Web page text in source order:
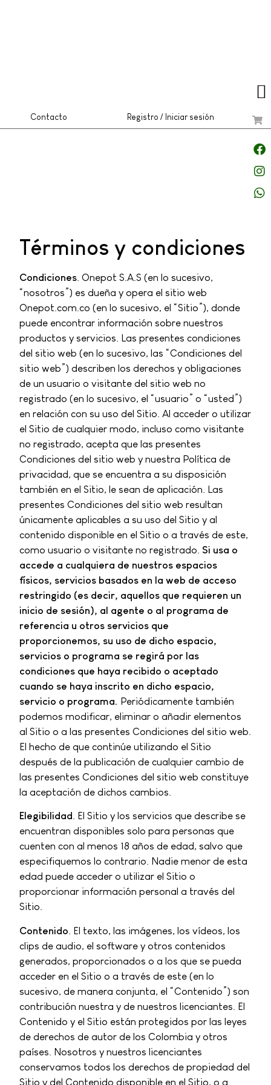
Contacto Registro / Iniciar sesión
Términos y condiciones
Condiciones. Onepot S.A.S (en lo sucesivo,
“nosotros”) es dueña y opera el sitio web
Onepot.com.co (en lo sucesivo, el “Sitio”), donde
puede encontrar información sobre nuestros
productos y servicios. Las presentes condiciones
del sitio web (en lo sucesivo, las “Condiciones del
sitio web”) describen los derechos y obligaciones
de un usuario o visitante del sitio web no
registrado (en lo sucesivo, el “usuario” o “usted”)
en relación con su uso del Sitio. Al acceder o utilizar
el Sitio de cualquier modo, incluso como visitante
no registrado, acepta que las presentes
Condiciones del sitio web y nuestra Política de
privacidad, que se encuentra a su disposición
también en el Sitio, le sean de aplicación. Las
presentes Condiciones del sitio web resultan
únicamente aplicables a su uso del Sitio y al
contenido disponible en el Sitio o a través de este,
como usuario o visitante no registrado. Si usa o
accede a cualquiera de nuestros espacios
físicos, servicios basados en la web de acceso
restringido (es decir, aquellos que requieren un
inicio de sesión), al agente o al programa de
referencia u otros servicios que
proporcionemos, su uso de dicho espacio,
servicios o programa se regirá por las
condiciones que haya recibido o aceptado
cuando se haya inscrito en dicho espacio,
servicio o programa. Periódicamente también
podemos modificar, eliminar o añadir elementos
al Sitio o a las presentes Condiciones del sitio web.
El hecho de que continúe utilizando el Sitio
después de la publicación de cualquier cambio de
las presentes Condiciones del sitio web constituye
la aceptación de dichos cambios.
Elegibilidad. El Sitio y los servicios que describe se
encuentran disponibles solo para personas que
cuenten con al menos 18 años de edad, salvo que
especifiquemos lo contrario. Nadie menor de esta
edad puede acceder o utilizar el Sitio o
proporcionar información personal a través del
Sitio.
Contenido . El texto, las imágenes, los vídeos, los
clips de audio, el software y otros contenidos
generados, proporcionados o a los que se pueda
acceder en el Sitio o a través de este (en lo
sucesivo, de manera conjunta, el “Contenido”) son
contribución nuestra y de nuestros licenciantes. El
Contenido y el Sitio están protegidos por las leyes
de derechos de autor de los Colombia y otros
países. Nosotros y nuestros licenciantes
conservamos todos los derechos de propiedad del
Sitio y del Contenido disponible en el Sitio, o a